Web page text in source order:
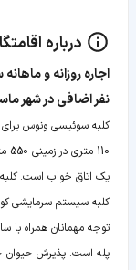
درباره
نفر اضافی در شهر
کلبه سوئیسی ونوس
یک اتاق خواب است.
کلبه سیستم سرمایشی
توجه مهمانان همراه با
پله است. پذیرش حیوان